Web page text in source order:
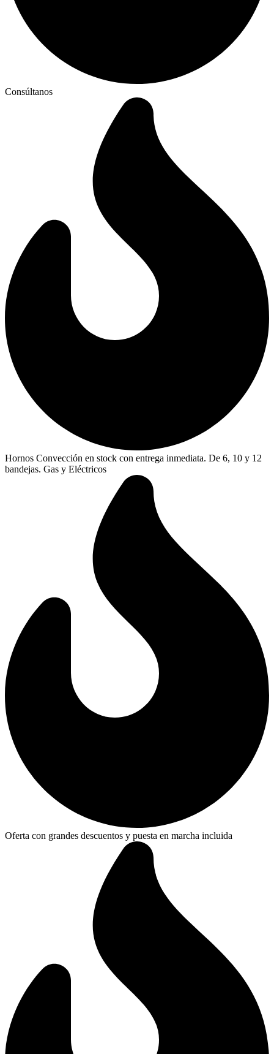
Consúltanos
Hornos Convección en stock con entrega inmediata. De 6, 10 y 12
bandejas. Gas y Eléctricos
Oferta con grandes descuentos y puesta en marcha incluida